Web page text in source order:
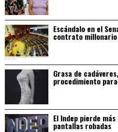
Escándalo en el
contrato
Grasa de
procedimiento
El Indep pierde
pantallas robadas